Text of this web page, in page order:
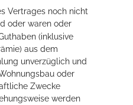
Vertrages noch nicht
oder waren oder
(inklusive
aus dem
unverzüglich und
oder
Zwecke
werden